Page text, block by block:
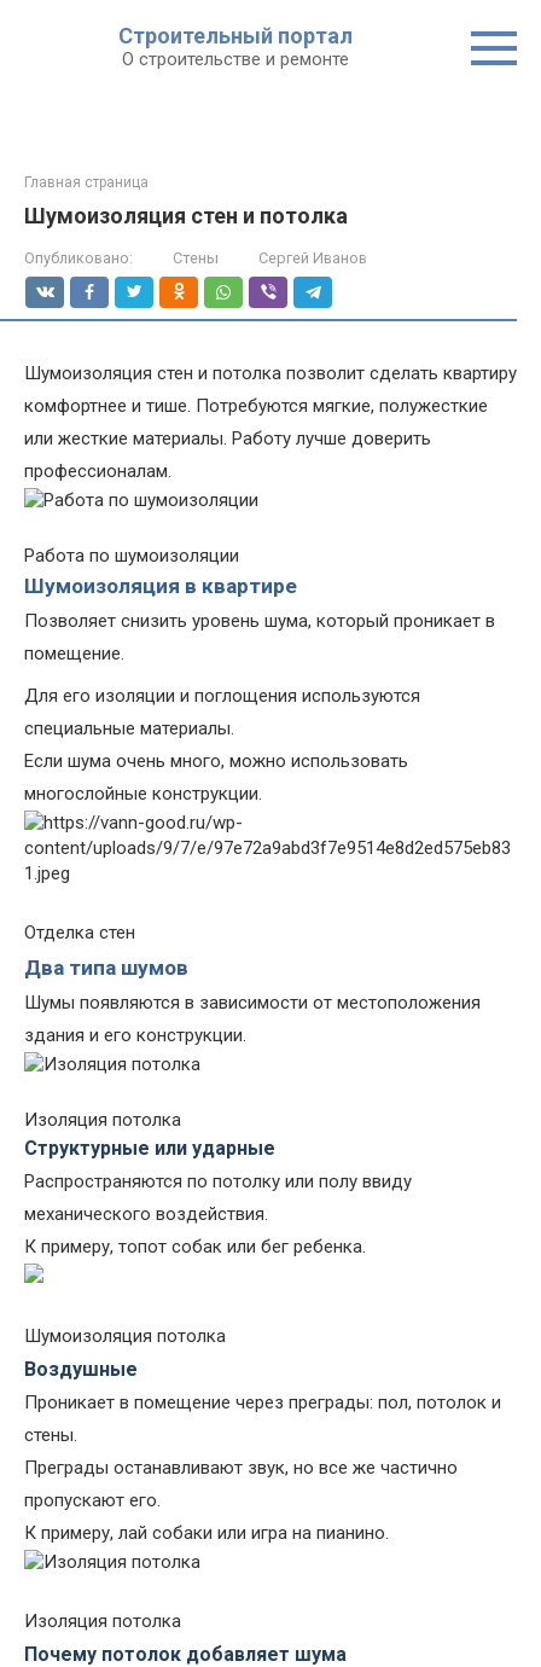
Строительный портал
О строительстве и ремонте
Главная страница
Шумоизоляция стен и потолка
Опубликовано: Стены Сергей Иванов
Шумоизоляция стен и потолка позволит сделать квартиру
комфортнее и тише. Потребуются мягкие, полужесткие
или жесткие материалы. Работу лучше доверить
профессионалам.
Работа по шумоизоляции
Шумоизоляция в квартире
Позволяет снизить уровень шума, который проникает в
помещение.
Для его изоляции и поглощения используются
специальные материалы.
Если шума очень много, можно использовать
многослойные конструкции.
Отделка стен
Два типа шумов
Шумы появляются в зависимости от местоположения
здания и его конструкции.
Изоляция потолка
Структурные или ударные
Распространяются по потолку или полу ввиду
механического воздействия.
К примеру, топот собак или бег ребенка.
Шумоизоляция потолка
Воздушные
Проникает в помещение через преграды: пол, потолок и
стены.
Преграды останавливают звук, но все же частично
пропускают его.
К примеру, лай собаки или игра на пианино.
Изоляция потолка
Почему потолок добавляет шума